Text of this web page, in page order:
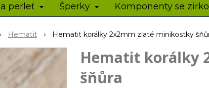
perleť Šperky Komponenty se
Hematit Hematit korálky 2x2mm zlaté minikostky
Hematit korálky
šňůra